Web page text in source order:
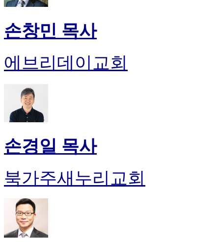
손창민 목사
에브리데이교회
손경일 목사
북가주새누리교회